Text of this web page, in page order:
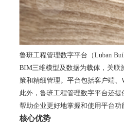
鲁班工程管理数字平台（Luban
BIM三维模型及数据为载体，关联
策和精细管理。平台包括客户端
此外，鲁班工程管理数字平台还
帮助企业更好地掌握和使用平台功
核心优势